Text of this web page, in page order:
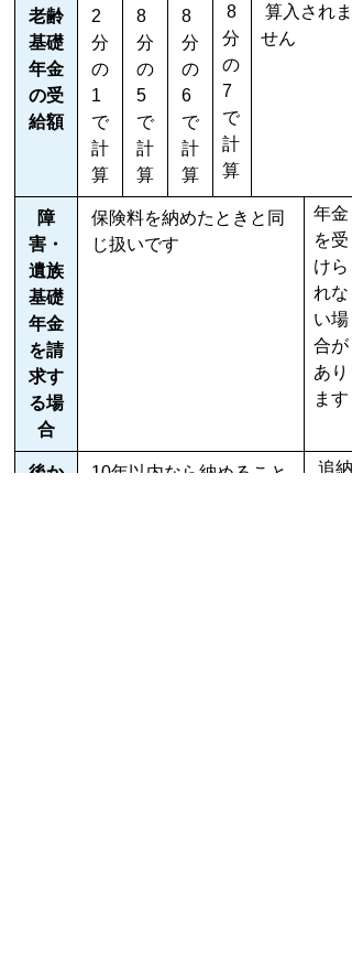
老齢
基礎
年金
の受
給額
2
分
の
1
で
計
算
8
分
の
5
で
計
算
8
分
の
6
で
計
算
8
分
の
7
で
計
算
算入されま
せん
障
害・
遺族
基礎
年金
を請
求す
る場
合
保険料を納めたときと同
じ扱いです
年金
を受
けら
れな
い場
合が
あり
ます
後か
10年以内なら納めること
追納